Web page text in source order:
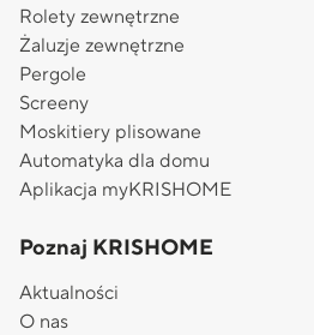
Rolety zewnętrzne
Żaluzje zewnętrzne
Pergole
Screeny
Moskitiery plisowane
Automatyka dla domu
Aplikacja myKRISHOME
Poznaj KRISHOME
Aktualności
O nas